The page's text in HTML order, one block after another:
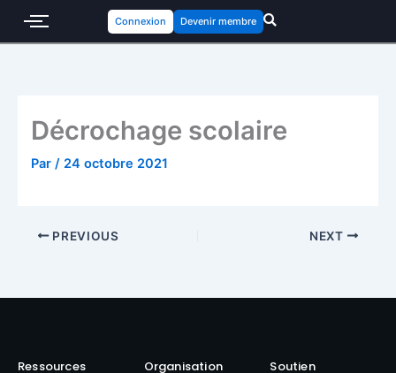
Connexion Devenir membre
Décrochage scolaire
Par / 24 octobre 2021
PREVIOUS NEXT
Ressources
Organisation
Soutien